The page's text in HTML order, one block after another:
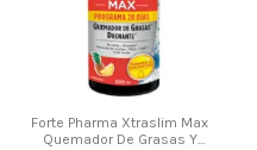
Forte Pharma Xtraslim Max
Quemador De Grasas Y